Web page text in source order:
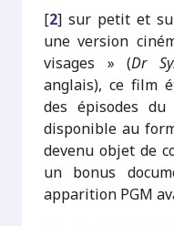
[2]sur petit et
une version
visages » (Dr
anglais), ce film
des épisodes
disponible au
devenu objet de
un bonus
apparition PGM